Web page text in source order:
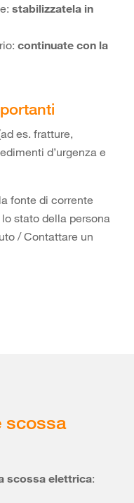
stabilizzatela in
continuate con la
es. fratture,
d’urgenza e
fonte di corrente
stato della persona
/ Contattare un
scossa
scossa elettrica: